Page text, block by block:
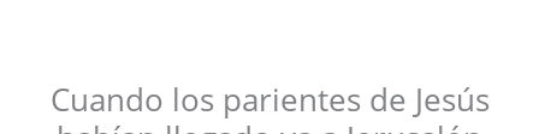
Cuando los parientes de Jesús